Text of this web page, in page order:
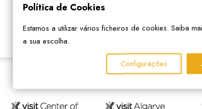
Política de Cookies
Estamos a utilizar vários ficheiros de cookies. Saiba
a sua escolha.
Configurações